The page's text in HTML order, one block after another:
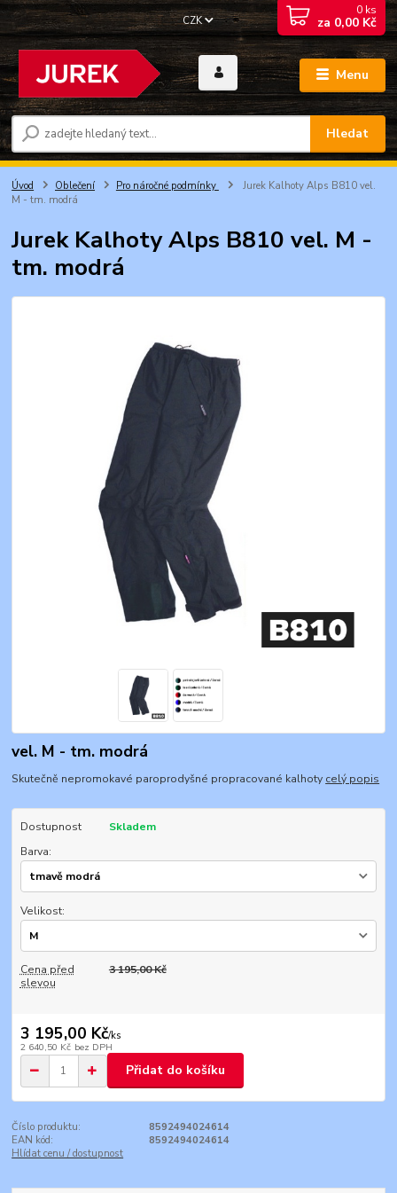
Menu
CZK
Hledat
0 ks
za 0,00 Kč
Úvod Oblečení Pro náročné podmínky
Jurek Kalhoty Alps B810 vel.
M - tm. modrá
Jurek Kalhoty Alps B810 vel. M -
tm. modrá
vel. M - tm. modrá
Skutečně nepromokavé paroprodyšné propracované kalhoty celý popis
Dostupnost
Skladem
Barva:
Velikost:
Cena před
slevou
3 195,00 Kč
3 195,00 Kč/ks
2 640,50 Kč bez DPH
Přidat do košíku
Číslo produktu:
8592494024614
EAN kód:
8592494024614
Hlídat cenu / dostupnost